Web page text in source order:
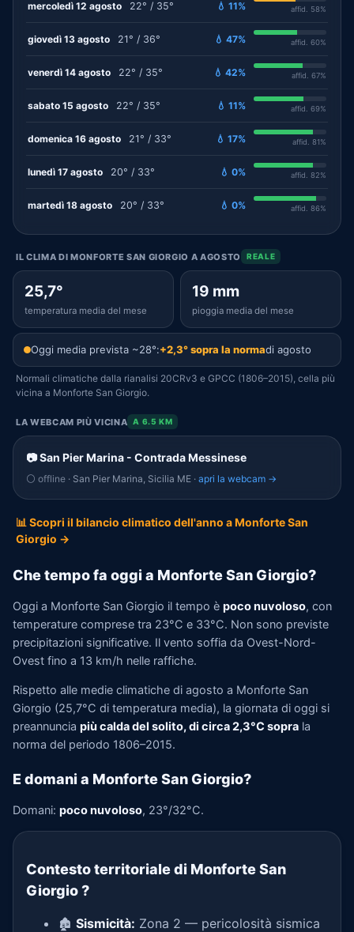
mercoledì 12 agosto 22° / 35° 💧 11% affid. 58%
giovedì 13 agosto 21° / 36° 💧 47% affid. 60%
venerdì 14 agosto 22° / 35° 💧 42% affid. 67%
sabato 15 agosto 22° / 35° 💧 11% affid. 69%
domenica 16 agosto 21° / 33° 💧 17% affid. 81%
lunedì 17 agosto 20° / 33° 💧 0% affid. 82%
martedì 18 agosto 20° / 33° 💧 0% affid. 86%
IL CLIMA DI MONFORTE SAN GIORGIO A AGOSTO REALE
25,7°
temperatura media del mese
19 mm
pioggia media del mese
Oggi media prevista ~28°:+2,3° sopra la normadi agosto
Normali climatiche dalla rianalisi 20CRv3 e GPCC (1806–2015), cella più
vicina a Monforte San Giorgio.
LA WEBCAM PIÙ VICINA A 6.5 KM
📷 San Pier Marina - Contrada Messinese
⚪ offline · San Pier Marina, Sicilia ME · apri la webcam →
📊 Scopri il bilancio climatico dell'anno a Monforte San
Giorgio →
Che tempo fa oggi a Monforte San Giorgio?
Oggi a Monforte San Giorgio il tempo è poco nuvoloso, con
temperature comprese tra 23°C e 33°C. Non sono previste
precipitazioni significative. Il vento soffia da Ovest-Nord-
Ovest fino a 13 km/h nelle raffiche.
Rispetto alle medie climatiche di agosto a Monforte San
Giorgio (25,7°C di temperatura media), la giornata di oggi si
preannuncia più calda del solito, di circa 2,3°C sopra la
norma del periodo 1806–2015.
E domani a Monforte San Giorgio?
Domani: poco nuvoloso, 23°/32°C.
Contesto territoriale di Monforte San
Giorgio?
🏚️ Sismicità: Zona 2 — pericolosità sismica